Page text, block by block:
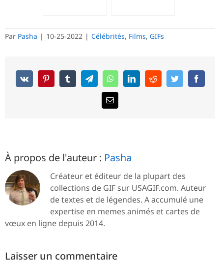
gratuitement
Père Noël
Par Pasha | 10-25-2022 | Célébrités, Films, GIFs
À propos de l'auteur : Pasha
Créateur et éditeur de la plupart des
collections de GIF sur USAGIF.com. Auteur
de textes et de légendes. A accumulé une
expertise en memes animés et cartes de
vœux en ligne depuis 2014.
Laisser un commentaire